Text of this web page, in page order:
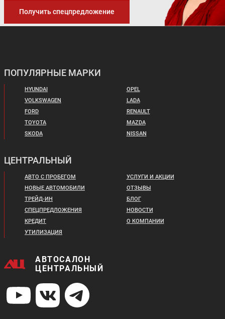
L200
Цена от:
3 298 590 ₽
В кредит от:
45 005 ₽/мес.
PAJERO SPORT
Цена от:
3 533 590 ₽
В кредит от:
48 212 ₽/мес.
Получить спецпредложение
ПОПУЛЯРНЫЕ МАРКИ
HYUNDAI
VOLKSWAGEN
FORD
TOYOTA
SKODA
OPEL
LADA
RENAULT
MAZDA
NISSAN
ЦЕНТРАЛЬНЫЙ
АВТО С ПРОБЕГОМ
НОВЫЕ АВТОМОБИЛИ
ТРЕЙД-ИН
СПЕЦПРЕДЛОЖЕНИЯ
КРЕДИТ
УТИЛИЗАЦИЯ
УСЛУГИ И АКЦИИ
ОТЗЫВЫ
БЛОГ
НОВОСТИ
О КОМПАНИИ
АВТОСАЛОН
ЦЕНТРАЛЬНЫЙ